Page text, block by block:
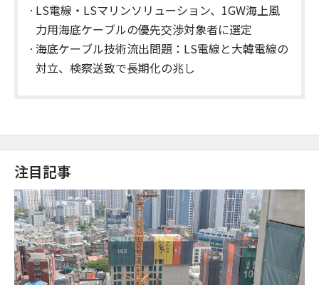
LS電線・LSマリンソリューション、1GW海上風
力用海底ケーブルの優先交渉対象者に選定
海底ケーブル技術流出問題：LS電線と大韓電線の
対立、検察送致で長期化の兆し
注目記事